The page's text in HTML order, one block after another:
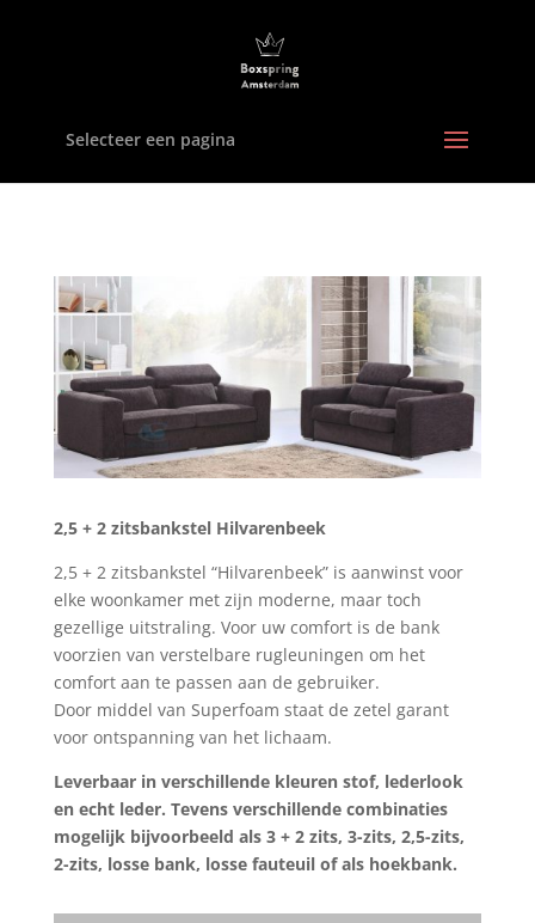
Selecteer een pagina
2,5 + 2 zitsbankstel Hilvarenbeek
2,5 + 2 zitsbankstel “Hilvarenbeek” is aanwinst voor
elke woonkamer met zijn moderne, maar toch
gezellige uitstraling. Voor uw comfort is de bank
voorzien van verstelbare rugleuningen om het
comfort aan te passen aan de gebruiker.
Door middel van Superfoam staat de zetel garant
voor ontspanning van het lichaam.
Leverbaar in verschillende kleuren stof, lederlook
en echt leder. Tevens verschillende combinaties
mogelijk bijvoorbeeld als 3 + 2 zits, 3-zits, 2,5-zits,
2-zits, losse bank, losse fauteuil of als hoekbank.